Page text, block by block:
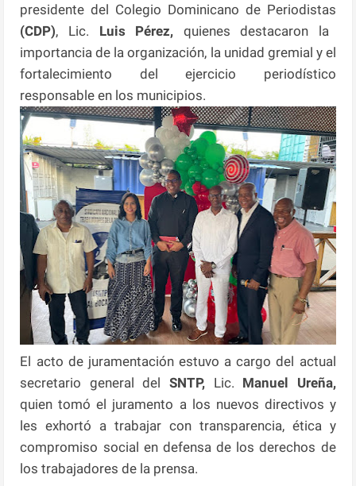
presidente del Colegio Dominicano de Periodistas
(CDP), Lic. Luis Pérez, quienes destacaron la
importancia de la organización, la unidad gremial y el
fortalecimiento del ejercicio periodístico
responsable en los municipios.
El acto de juramentación estuvo a cargo del actual
secretario general del SNTP, Lic. Manuel Ureña,
quien tomó el juramento a los nuevos directivos y
les exhortó a trabajar con transparencia, ética y
compromiso social en defensa de los derechos de
los trabajadores de la prensa.